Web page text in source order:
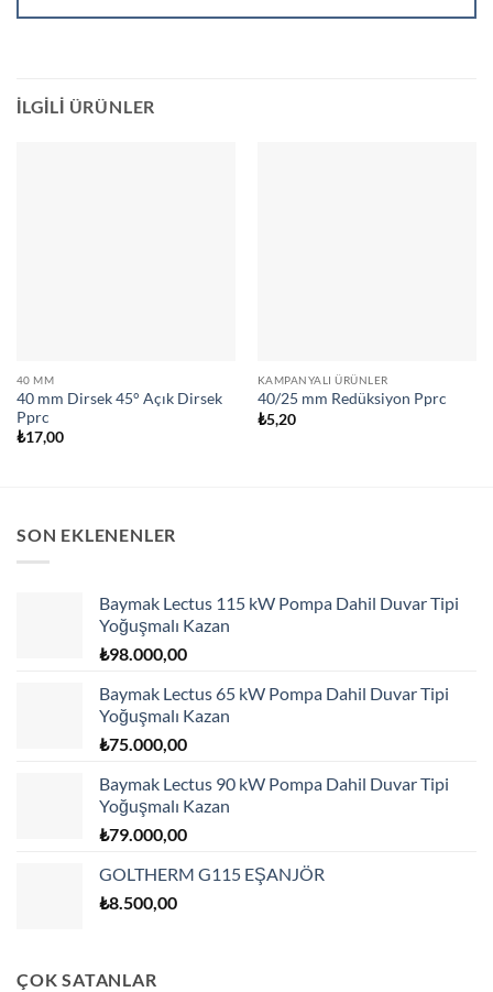
İLGILI ÜRÜNLER
40 MM
40 mm Dirsek 45° Açık Dirsek
Pprc
₺17,00
KAMPANYALI ÜRÜNLER
40/25 mm Redüksiyon Pprc
₺5,20
SON EKLENENLER
Baymak Lectus 115 kW Pompa Dahil Duvar Tipi
Yoğuşmalı Kazan
₺98.000,00
Baymak Lectus 65 kW Pompa Dahil Duvar Tipi
Yoğuşmalı Kazan
₺75.000,00
Baymak Lectus 90 kW Pompa Dahil Duvar Tipi
Yoğuşmalı Kazan
₺79.000,00
GOLTHERM G115 EŞANJÖR
₺8.500,00
ÇOK SATANLAR